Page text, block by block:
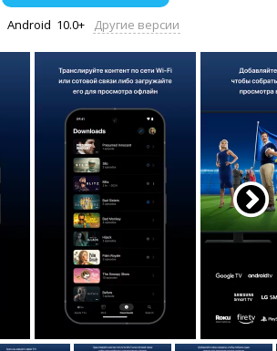
Android 10.0+ Другие версии